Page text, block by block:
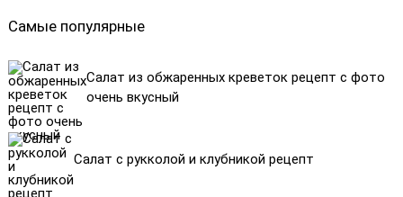
Самые популярные
Салат из обжаренных креветок рецепт с фото
очень вкусный
Салат с рукколой и клубникой рецепт